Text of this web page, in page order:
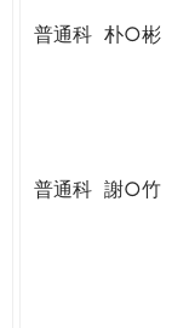
PATH普通科 朴○彬
普通科 謝○竹